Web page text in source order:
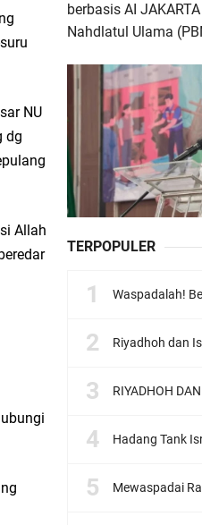
NU
dg
Allah
berbasis AI
Nahdlatul Ulama
TERPOPULER
Waspadalah! Berikut Daftar Ulama
Riyadhoh dan Istighotsah MWC NU Lowokwaru:
RIYADHOH DAN ISTIGHOTSAH MWC NU
Hadang Tank Israel, Nyali
Mewaspadai